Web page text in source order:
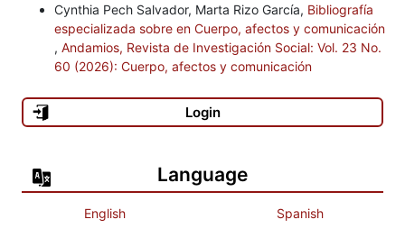
Cynthia Pech Salvador, Marta Rizo García, Bibliografía
especializada sobre en Cuerpo, afectos y comunicación
, Andamios, Revista de Investigación Social: Vol. 23 No.
60 (2026): Cuerpo, afectos y comunicación
Login
Language
English Spanish